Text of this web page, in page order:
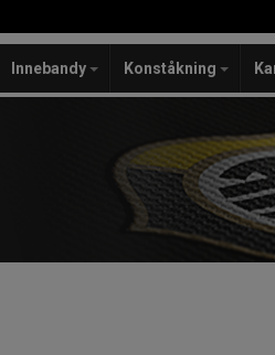
Innebandy Konståkning